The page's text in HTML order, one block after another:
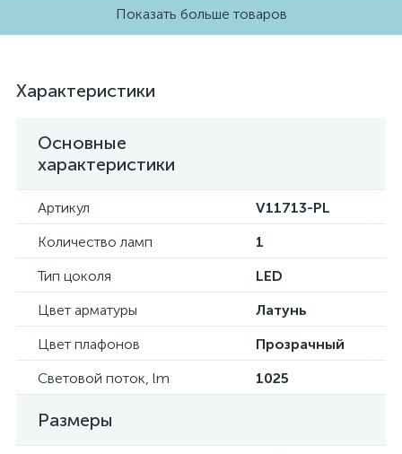
Показать больше товаров
Характеристики
Основные
характеристики
Артикул
V11713-PL
Количество ламп
1
Тип цоколя
LED
Цвет арматуры
Латунь
Цвет плафонов
Прозрачный
Световой поток, lm
1025
Размеры